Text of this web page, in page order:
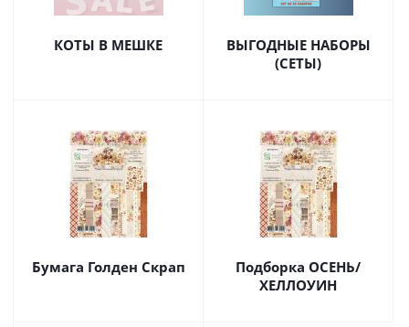
КОТЫ В МЕШКЕ
ВЫГОДНЫЕ НАБОРЫ
(СЕТЫ)
Бумага Голден Скрап
Подборка ОСЕНЬ/
ХЕЛЛОУИН